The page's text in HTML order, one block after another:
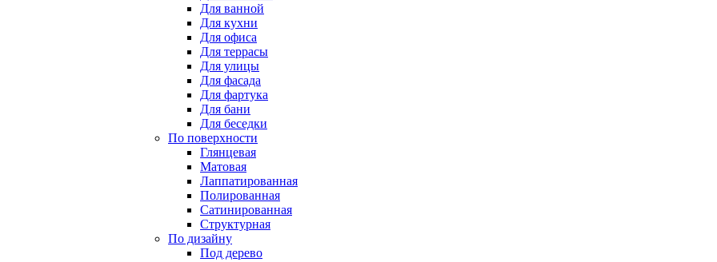
Для ванной
Для кухни
Для офиса
Для террасы
Для улицы
Для фасада
Для фартука
Для бани
Для беседки
По поверхности
Глянцевая
Матовая
Лаппатированная
Полированная
Сатинированная
Структурная
По дизайну
Под дерево